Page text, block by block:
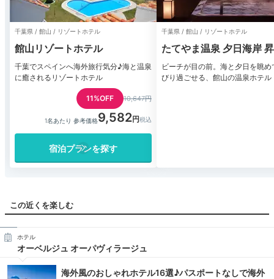
千葉県 / 館山 / リゾートホテル
館山リゾートホテル
千葉でスペインへ海外旅行気分♪海と温泉
に癒されるリゾートホテル
11%OFF 10,647円
1名あたり 参考価格9,582
宿泊プランを探す
千葉県 / 館山 / リゾートホテル
たてやま温泉 夕日海岸
ビーチが目の前。海と夕日を眺め
びり過ごせる、館山の温泉ホテル
この近くを楽しむ
ホテル
オーベルジュ オーパヴィラージュ
海外風のおしゃれホテル16選♪パスポートなしで海外